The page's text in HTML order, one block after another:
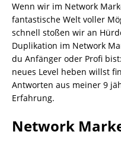
Wenn wir im Network
fantastische Welt voller
schnell stoßen wir an
Duplikation im Network
du Anfänger oder Profi
neues Level heben willst
Antworten aus meiner 9
Erfahrung.
Network